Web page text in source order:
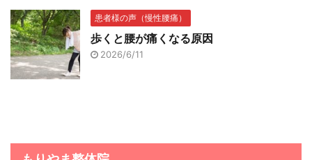
患者様の声（慢性腰痛）
歩くと腰が痛くなる原因
2026/6/11